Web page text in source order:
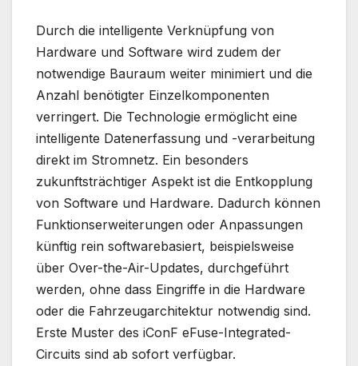
Durch die intelligente Verknüpfung von
Hardware und Software wird zudem der
notwendige Bauraum weiter minimiert und die
Anzahl benötigter Einzelkomponenten
verringert. Die Technologie ermöglicht eine
intelligente Datenerfassung und -verarbeitung
direkt im Stromnetz. Ein besonders
zukunftsträchtiger Aspekt ist die Entkopplung
von Software und Hardware. Dadurch können
Funktionserweiterungen oder Anpassungen
künftig rein softwarebasiert, beispielsweise
über Over-the-Air-Updates, durchgeführt
werden, ohne dass Eingriffe in die Hardware
oder die Fahrzeugarchitektur notwendig sind.
Erste Muster des iConF eFuse-Integrated-
Circuits sind ab sofort verfügbar.